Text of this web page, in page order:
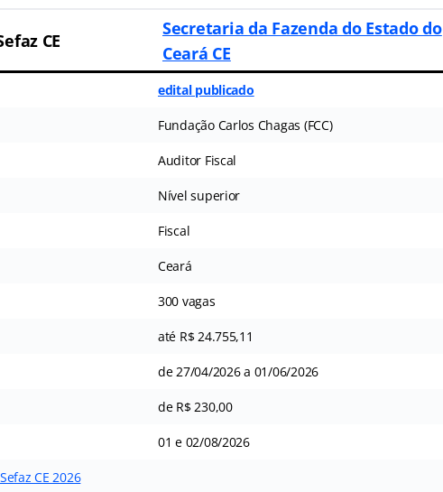
CE
Secretaria da Fazenda do Estado do
Ceará CE
edital publicado
Fundação Carlos Chagas (FCC)
Auditor Fiscal
Nível superior
Fiscal
Ceará
300 vagas
até R$ 24.755,11
de 27/04/2026 a 01/06/2026
de R$ 230,00
01 e 02/08/2026
CE 2026